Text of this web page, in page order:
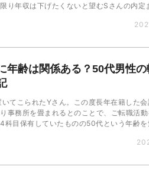
り年収は下げたくないと望むSさんの内定
年齢は関係ある？50代男性の
てこられたYさん。この度長年在籍した会
事務所を畳まれるとのことで、ご転職活動
科目保有していたものの50代という年齢